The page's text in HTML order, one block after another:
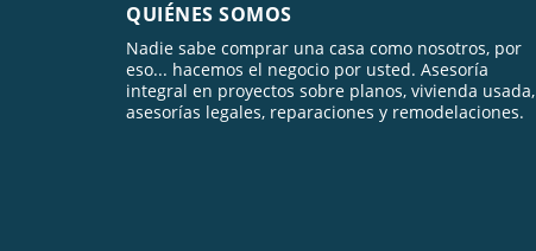
QUIÉNES SOMOS
Nadie sabe comprar una casa como nosotros, por
eso... hacemos el negocio por usted. Asesoría
integral en proyectos sobre planos, vivienda usada,
asesorías legales, reparaciones y remodelaciones.